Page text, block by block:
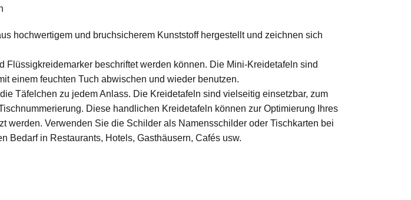
hochwertigem und bruchsicherem Kunststoff hergestellt und zeichnen sich
beschriftet werden können. Die Mini-Kreidetafeln sind
einem feuchten Tuch abwischen und wieder benutzen.
Täfelchen zu jedem Anlass. Die Kreidetafeln sind vielseitig einsetzbar, zum
Diese handlichen Kreidetafeln können zur Optimierung Ihres
werden. Verwenden Sie die Schilder als Namensschilder oder Tischkarten bei
Bedarf in Restaurants, Hotels, Gasthäusern, Cafés usw.